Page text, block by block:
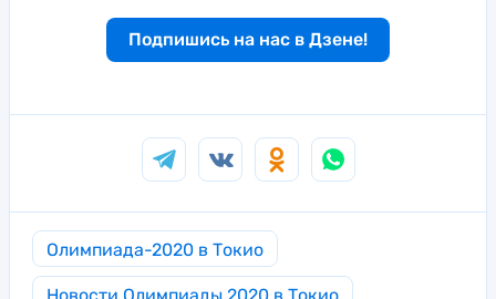
Подпишись на нас в Дзене!
Олимпиада-2020 в Токио